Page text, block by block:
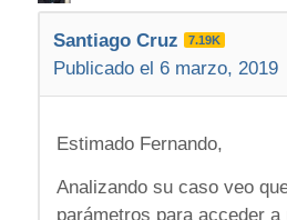
Santiago Cruz 7.19K
Publicado el 6 marzo, 2019
Estimado Fernando,
Analizando su caso veo
parámetros para acceder a